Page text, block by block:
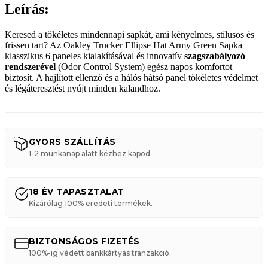
Leírás:
Keresed a tökéletes mindennapi sapkát, ami kényelmes, stílusos és
frissen tart? Az Oakley Trucker Ellipse Hat Army Green Sapka
klasszikus 6 paneles kialakításával és innovatív szagszabályozó
rendszerével (Odor Control System) egész napos komfortot
biztosít. A hajlított ellenző és a hálós hátsó panel tökéletes védelmet
és légáteresztést nyújt minden kalandhoz.
GYORS SZÁLLÍTÁS
1-2 munkanap alatt kézhez kapod.
18 ÉV TAPASZTALAT
Kizárólag 100% eredeti termékek.
BIZTONSÁGOS FIZETÉS
100%-ig védett bankkártyás tranzakció.